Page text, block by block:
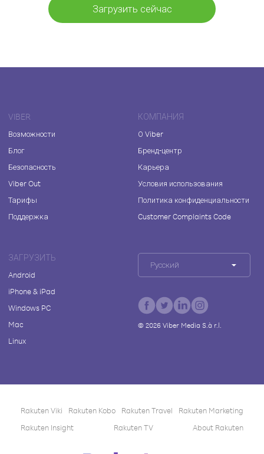
Загрузить сейчас
VIBER
Возможности
Блог
Безопасность
Viber Out
Тарифы
Поддержка
КОМПАНИЯ
О Viber
Бренд-центр
Карьера
Условия использования
Политика конфиденциальности
Customer Complaints Code
ЗАГРУЗИТЬ
Android
iPhone & iPad
Windows PC
Mac
Linux
Русский
© 2026Viber Media S.à r.l.
Rakuten Viki Rakuten Kobo Rakuten Travel
Rakuten Marketing
Rakuten Insight
Rakuten TV About Rakuten